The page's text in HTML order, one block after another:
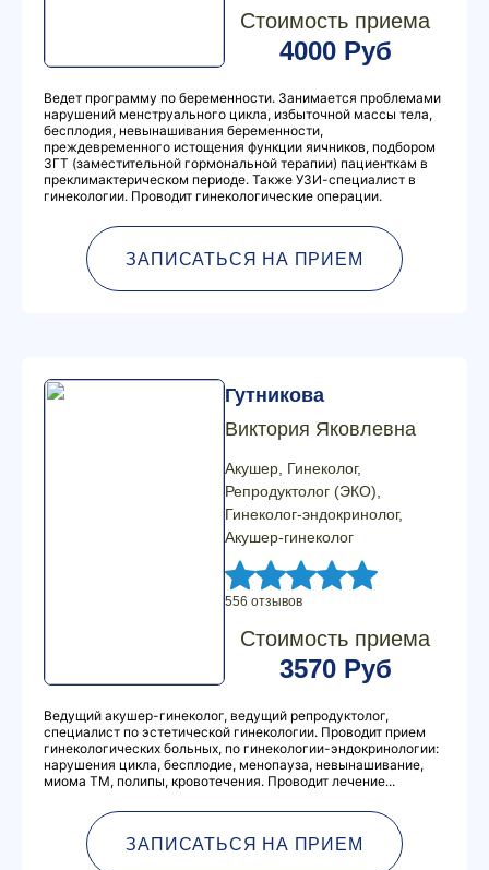
Стоимость приема
4000 Руб
Ведет программу по беременности. Занимается проблемами
нарушений менструального цикла, избыточной массы тела,
бесплодия, невынашивания беременности,
преждевременного истощения функции яичников, подбором
ЗГТ (заместительной гормональной терапии) пациенткам в
преклимактерическом периоде. Также УЗИ-специалист в
гинекологии. Проводит гинекологические операции.
ЗАПИСАТЬСЯ НА ПРИЕМ
Гутникова
Виктория Яковлевна
Акушер, Гинеколог,
Репродуктолог (ЭКО),
Гинеколог-эндокринолог,
Акушер-гинеколог
556 отзывов
Стоимость приема
3570 Руб
Ведущий акушер-гинеколог, ведущий репродуктолог,
специалист по эстетической гинекологии. Проводит прием
гинекологических больных, по гинекологии-эндокринологии:
нарушения цикла, бесплодие, менопауза, невынашивание,
миома ТМ, полипы, кровотечения. Проводит лечение...
ЗАПИСАТЬСЯ НА ПРИЕМ